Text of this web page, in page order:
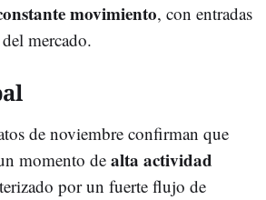
movimiento, con entradas
mercado.
de noviembre confirman que
momento de alta actividad
por un fuerte flujo de